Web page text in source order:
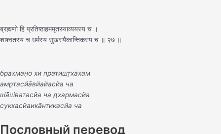
ब्रह्मणो हि प्रतिष्ठाहममृतस्याव्ययस्य च ।
शाश्वतस्य च धर्मस्य सुखस्यैकान्तिकस्य च ॥ २७ ॥
брахман̣о хи пратишт̣ха̄хам
амр̣тасйа̄вйайасйа ча
ш́а̄ш́ватасйа ча дхармасйа
сукхасйаика̄нтикасйа ча
Пословный перевод